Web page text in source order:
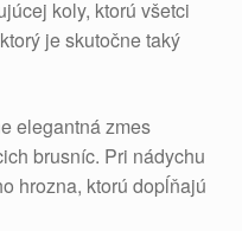
koly, ktorú všetci
je skutočne taký
elegantná zmes
brusníc. Pri nádychu
hrozna, ktorú dopĺňajú